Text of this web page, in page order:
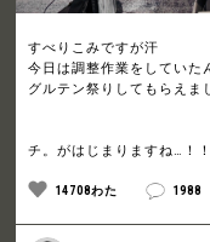
すべりこみですが汗
今日は調整作業をしていた
グルテン祭りしてもらえま
チ。がはじまりますね…！！
14708わた 1988